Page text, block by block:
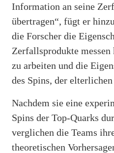
Information an seine
übertragen“, fügt er
die Forscher die
Zerfallsprodukte
zu arbeiten und die
des Spins, der
Nachdem sie eine
Spins der Top-Quarks
verglichen die Teams
theoretischen